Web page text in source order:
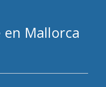
en Mallorca